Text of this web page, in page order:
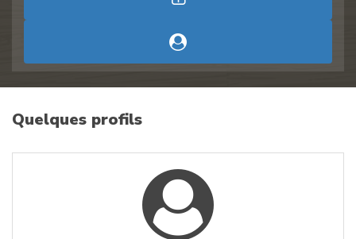
Quelques profils